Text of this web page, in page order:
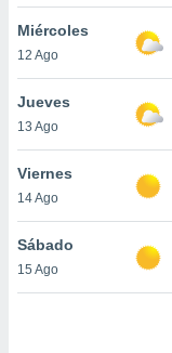
sitio
En
sean
el sitio
ni para
o
Miércoles
12 Ago
Jueves
13 Ago
Viernes
14 Ago
Sábado
15 Ago